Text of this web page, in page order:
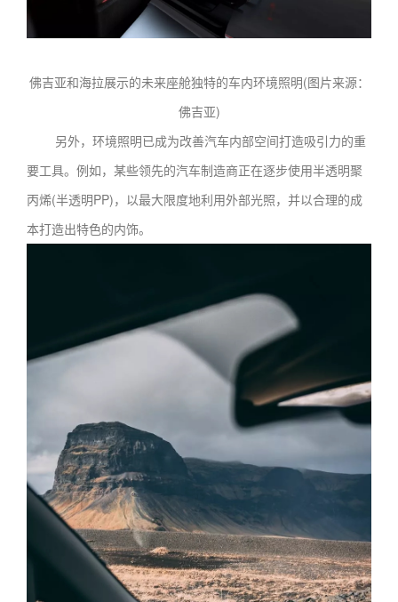
佛吉亚和海拉展示的未来座舱独特的车内环境照明(图片来源：
佛吉亚)
另外，环境照明已成为改善汽车内部空间打造吸引力的重
要工具。例如，某些领先的汽车制造商正在逐步使用半透明聚
丙烯(半透明PP)，以最大限度地利用外部光照，并以合理的成
本打造出特色的内饰。